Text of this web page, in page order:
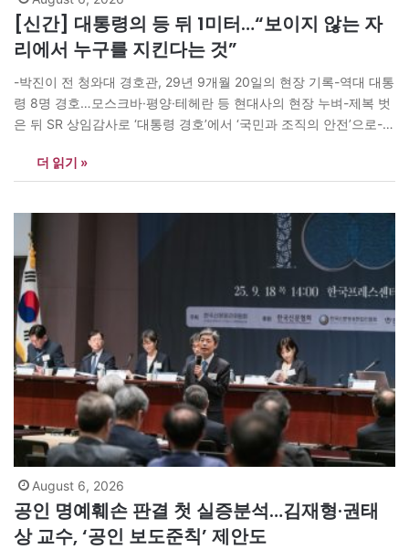
[신간] 대통령의 등 뒤 1미터…“보이지 않는 자
리에서 누구를 지킨다는 것”
-박진이 전 청와대 경호관, 29년 9개월 20일의 현장 기록-역대 대통
령 8명 경호…모스크바·평양·테헤란 등 현대사의 현장 누벼-제복 벗
은 뒤 SR 상임감사로 ‘대통령 경호’에서 ‘국민과 조직의 안전’으로-이
있었다” “자동차는 내가 아니어도 누군가 만들 수 있을 것이다. 하지
만 대통령을 지키는 일은 아무나 할…
더 읽기 »
August 6, 2026
공인 명예훼손 판결 첫 실증분석…김재형·권태
상 교수, ‘공인 보도준칙’ 제안도